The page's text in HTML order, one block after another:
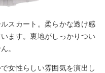
スカート。柔らかな透け感
ます。裏地がしっかりつい
。
女性らしい雰囲気を演出し